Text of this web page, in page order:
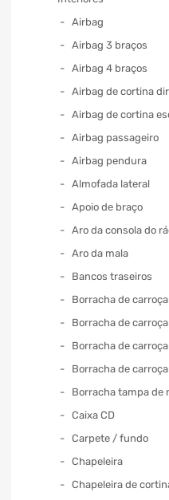
Airbag
Airbag 3 braços
Airbag 4 braços
Airbag de cortina
Airbag de cortina
Airbag passageiro
Airbag pendura
Almofada lateral
Apoio de braço
Aro da consola do
Aro da mala
Bancos traseiros
Borracha de
Borracha de
Borracha de
Borracha de
Borracha tampa de
Caixa CD
Carpete / fundo
Chapeleira
Chapeleira de